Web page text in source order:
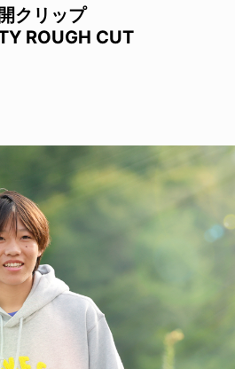
クリップ
ROUGH CUT